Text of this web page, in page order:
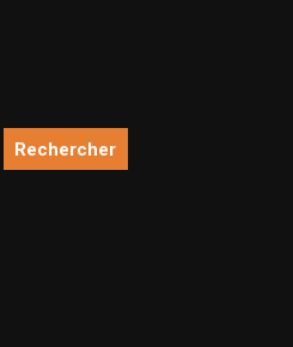
Rechercher